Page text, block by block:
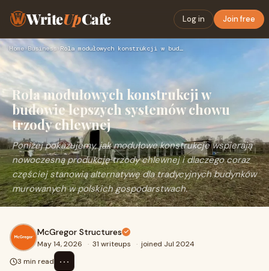
WriteUpCafe Log in Join free
Home›Business› Rola modułowych konstrukcji w budowie lepszych systemów chow…
Rola modułowych konstrukcji w
budowie lepszych systemów chowu
trzody chlewnej
Poniżej pokazujemy, jak modułowe konstrukcje wspierają
nowoczesną produkcję trzody chlewnej i dlaczego coraz
częściej stanowią alternatywę dla tradycyjnych budynków
murowanych w polskich gospodarstwach.
McGregor Structures
May 14, 2026 · 31 writeups · joined Jul 2024
3 min read
⋯